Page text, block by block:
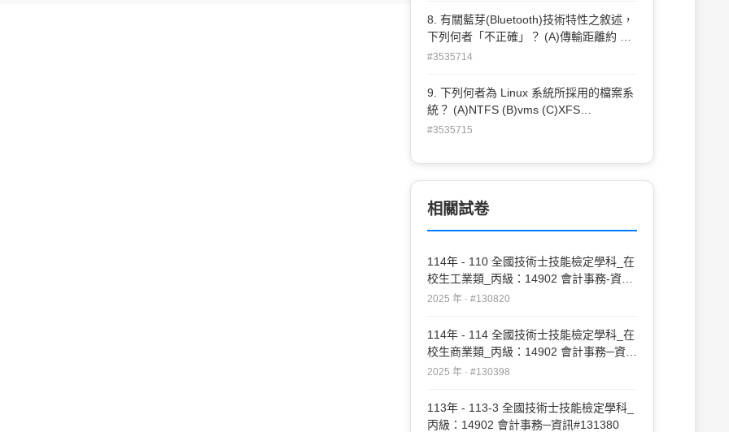
8. 有關藍芽(Bluetooth)技術特性之敘述，
下列何者「不正確」？ (A)傳輸距離約 10
公尺 (B)使用 2.4GHz頻段 (C)低功率 (D)
#3535714
9. 下列何者為 Linux 系統所採用的檔案系
統？ (A)NTFS (B)vms (C)XFS
(D)HTFS。
#3535715
相關試卷
114年 - 110 全國技術士技能檢定學科_在
校生工業類_丙級：14902 會計事務-資訊
#130820
2025 年 · #130820
114年 - 114 全國技術士技能檢定學科_在
校生商業類_丙級：14902 會計事務─資訊
#130398
2025 年 · #130398
113年 - 113-3 全國技術士技能檢定學科_
丙級：14902 會計事務─資訊#131380